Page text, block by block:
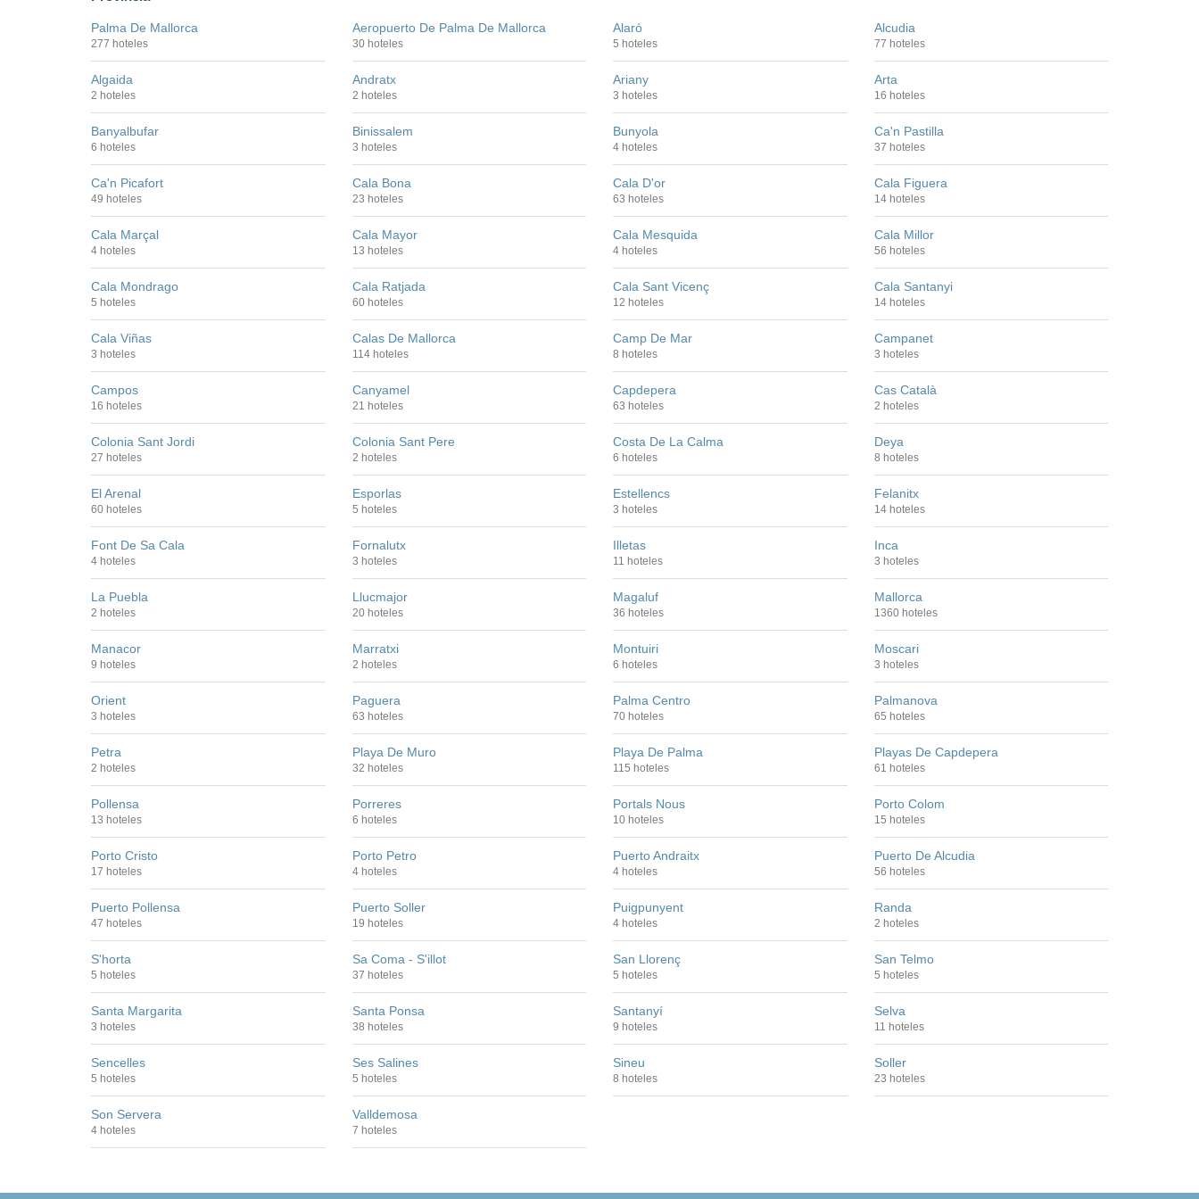
Palma De Mallorca
277 hoteles
Aeropuerto De Palma De Mallorca
30 hoteles
Alaró
5 hoteles
Alcudia
77 hoteles
Algaida
2 hoteles
Andratx
2 hoteles
Ariany
3 hoteles
Arta
16 hoteles
Banyalbufar
6 hoteles
Binissalem
3 hoteles
Bunyola
4 hoteles
Ca'n Pastilla
37 hoteles
Ca'n Picafort
49 hoteles
Cala Bona
23 hoteles
Cala D'or
63 hoteles
Cala Figuera
14 hoteles
Cala Marçal
4 hoteles
Cala Mayor
13 hoteles
Cala Mesquida
4 hoteles
Cala Millor
56 hoteles
Cala Mondrago
5 hoteles
Cala Ratjada
60 hoteles
Cala Sant Vicenç
12 hoteles
Cala Santanyi
14 hoteles
Cala Viñas
3 hoteles
Calas De Mallorca
114 hoteles
Camp De Mar
8 hoteles
Campanet
3 hoteles
Campos
16 hoteles
Canyamel
21 hoteles
Capdepera
63 hoteles
Cas Català
2 hoteles
Colonia Sant Jordi
27 hoteles
Colonia Sant Pere
2 hoteles
Costa De La Calma
6 hoteles
Deya
8 hoteles
El Arenal
60 hoteles
Esporlas
5 hoteles
Estellencs
3 hoteles
Felanitx
14 hoteles
Font De Sa Cala
4 hoteles
Fornalutx
3 hoteles
Illetas
11 hoteles
Inca
3 hoteles
La Puebla
2 hoteles
Llucmajor
20 hoteles
Magaluf
36 hoteles
Mallorca
1360 hoteles
Manacor
9 hoteles
Marratxi
2 hoteles
Montuiri
6 hoteles
Moscari
3 hoteles
Orient
3 hoteles
Paguera
63 hoteles
Palma Centro
70 hoteles
Palmanova
65 hoteles
Petra
2 hoteles
Playa De Muro
32 hoteles
Playa De Palma
115 hoteles
Playas De Capdepera
61 hoteles
Pollensa
13 hoteles
Porreres
6 hoteles
Portals Nous
10 hoteles
Porto Colom
15 hoteles
Porto Cristo
17 hoteles
Porto Petro
4 hoteles
Puerto Andraitx
4 hoteles
Puerto De Alcudia
56 hoteles
Puerto Pollensa
47 hoteles
Puerto Soller
19 hoteles
Puigpunyent
4 hoteles
Randa
2 hoteles
S'horta
5 hoteles
Sa Coma - S'illot
37 hoteles
San Llorenç
5 hoteles
San Telmo
5 hoteles
Santa Margarita
3 hoteles
Santa Ponsa
38 hoteles
Santanyí
9 hoteles
Selva
11 hoteles
Sencelles
5 hoteles
Ses Salines
5 hoteles
Sineu
8 hoteles
Soller
23 hoteles
Son Servera
4 hoteles
Valldemosa
7 hoteles